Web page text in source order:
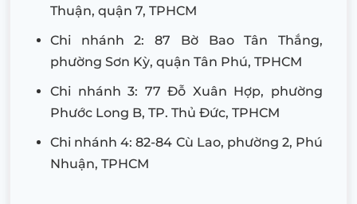
Thuận, quận 7, TPHCM
Chi nhánh 2: 87 Bờ Bao Tân Thắng,
phường Sơn Kỳ, quận Tân Phú, TPHCM
Chi nhánh 3: 77 Đỗ Xuân Hợp, phường
Phước Long B, TP. Thủ Đức, TPHCM
Chi nhánh 4: 82-84 Cù Lao, phường 2, Phú
Nhuận, TPHCM